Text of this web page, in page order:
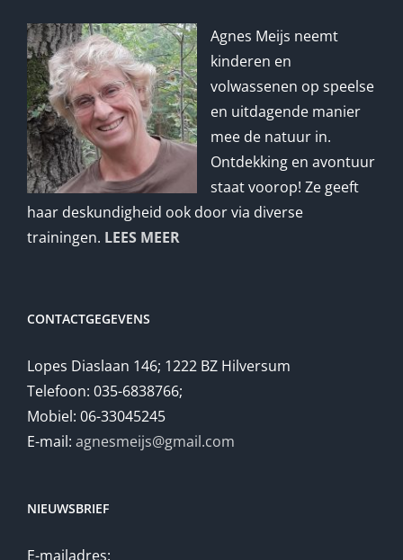
Agnes Meijs neemt
kinderen en
volwassenen op speelse
en uitdagende manier
mee de natuur in.
Ontdekking en avontuur
staat voorop! Ze geeft
haar deskundigheid ook door via diverse
trainingen. LEES MEER
CONTACTGEGEVENS
Lopes Diaslaan 146; 1222 BZ Hilversum
Telefoon: 035-6838766;
Mobiel: 06-33045245
E-mail: agnesmeijs@gmail.com
NIEUWSBRIEF
E-mailadres: